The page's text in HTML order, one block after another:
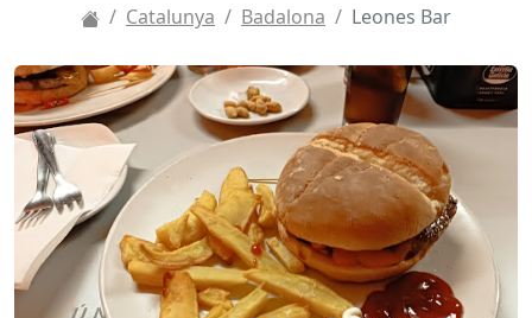
Catalunya Badalona Leones Bar